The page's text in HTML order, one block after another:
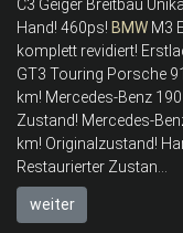
C3 Geiger Breitbau
Hand! 460ps! BMW M3
komplett revidiert!
GT3 Touring Porsche
km! Mercedes-Benz
Zustand! Mercedes-
km! Originalzustand!
Restaurierter Zustan...
weiter